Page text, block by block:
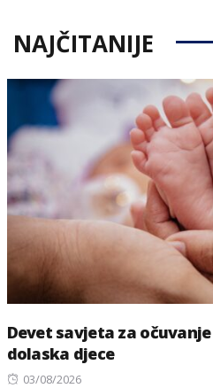
NAJČITANIJE
Devet savjeta za
dolaska djece
Posted
03/08/2026